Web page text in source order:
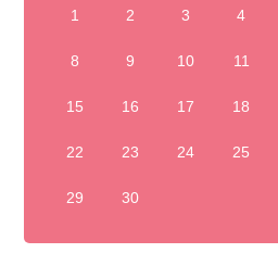
1 2 3 4
8 9 10 11
15 16 17 18
22 23 24 25
29 30